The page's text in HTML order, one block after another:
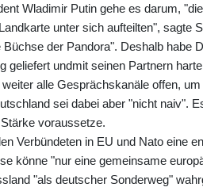
Wladimir Putin gehe es darum,
unter sich aufteilten", sagte
Büchse der Pandora". Deshalb habe
geliefert undmit seinen Partnern
alle Gesprächskanäle offen,
sei dabei aber "nicht naiv".
voraussetze.
Verbündeten in EU und Nato eine
könne "nur eine gemeinsame
"als deutscher Sonderweg"